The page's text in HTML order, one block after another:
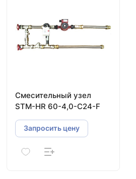
Смесительный узел
STM-HR 60-4,0-C24-F
Запросить цену